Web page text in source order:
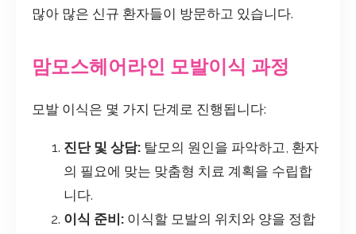
많아 많은 신규 환자들이 방문하고 있습니다.
맘모스헤어라인 모발이식 과정
모발 이식은 몇 가지 단계로 진행됩니다:
진단 및 상담: 탈모의 원인을 파악하고, 환자
의 필요에 맞는 맞춤형 치료 계획을 수립합
니다.
이식 준비: 이식할 모발의 위치와 양을 정합